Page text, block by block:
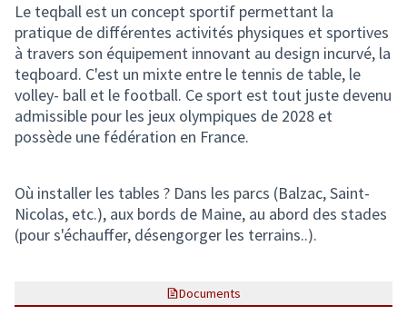
Le teqball est un concept sportif permettant la
pratique de différentes activités physiques et sportives
à travers son équipement innovant au design incurvé, la
teqboard. C'est un mixte entre le tennis de table, le
volley- ball et le football. Ce sport est tout juste devenu
admissible pour les jeux olympiques de 2028 et
possède une fédération en France.
Où installer les tables ? Dans les parcs (Balzac, Saint-
Nicolas, etc.), aux bords de Maine, au abord des stades
(pour s'échauffer, désengorger les terrains..).
Documents